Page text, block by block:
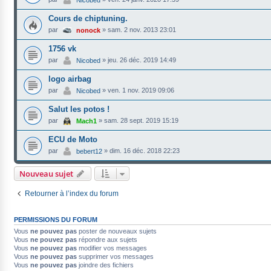
Cours de chiptuning.
par nonock » sam. 2 nov. 2013 23:01
1756 vk
par Nicobed » jeu. 26 déc. 2019 14:49
logo airbag
par Nicobed » ven. 1 nov. 2019 09:06
Salut les potos !
par Mach1 » sam. 28 sept. 2019 15:19
ECU de Moto
par bebert12 » dim. 16 déc. 2018 22:23
Nouveau sujet
Retourner à l’index du forum
PERMISSIONS DU FORUM
Vous ne pouvez pas poster de nouveaux sujets
Vous ne pouvez pas répondre aux sujets
Vous ne pouvez pas modifier vos messages
Vous ne pouvez pas supprimer vos messages
Vous ne pouvez pas joindre des fichiers